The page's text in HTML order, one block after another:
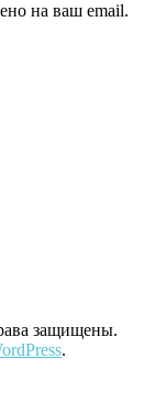
на ваш email.
защищены.
.